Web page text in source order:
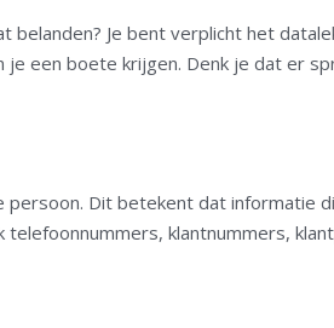
Je bent verplicht het
een boete krijgen. Denk je dat er
Dit betekent dat informatie
klantnummers,